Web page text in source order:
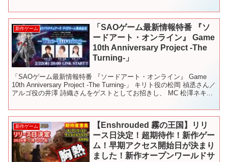
新作ゲーム
「SAOゲーム最新情報特番 『ソ
ードアート・オンライン』 Game
10th Anniversary Project ‐The
Turning-」
「SAOゲーム最新情報特番 『ソードアート・オンライン』 Game
10th Anniversary Project ‐The Turning-」 キリト役の松岡 禎丞さん／
アルゴ役の井澤 詩織さんをゲストとしてお招きし、 MC 松澤ネキ...
新作ゲーム
【Enshrouded 霧の王国】リリ
ース日決定！超期待作！新作ゲー
ム！早期アクセス開始日が決まり
ました！新作オープンワールドサ